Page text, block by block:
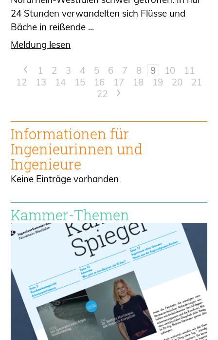
24 Stunden verwandelten sich Flüsse und
Bäche in reißende ...
Meldung lesen
< 1 2 3 4 5 6 7 8 9 10
11
12
13 14 15 16 17 18 19 20
21
22
>
Informationen für
Ingenieurinnen und
Ingenieure
Keine Einträge vorhanden
Kammer-Themen